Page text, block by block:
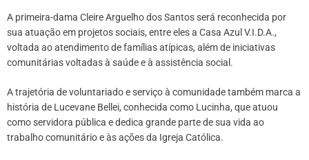
A primeira-dama Cleire Arguelho dos Santos será reconhecida por
sua atuação em projetos sociais, entre eles a Casa Azul V.I.D.A.,
voltada ao atendimento de famílias atípicas, além de iniciativas
comunitárias voltadas à saúde e à assistência social.
A trajetória de voluntariado e serviço à comunidade também marca a
história de Lucevane Bellei, conhecida como Lucinha, que atuou
como servidora pública e dedica grande parte de sua vida ao
trabalho comunitário e às ações da Igreja Católica.